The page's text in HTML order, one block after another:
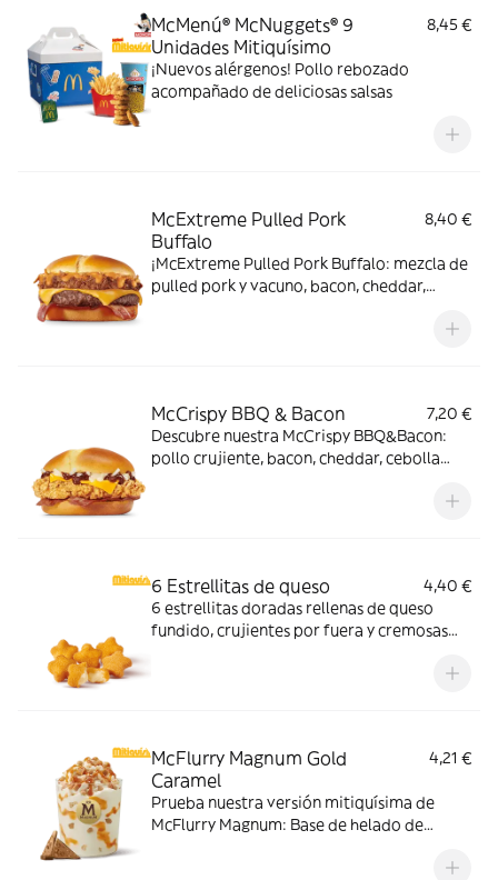
McMenú® McNuggets® 9
Unidades Mitiquísimo
8,45 €
¡Nuevos alérgenos! Pollo rebozado
acompañado de deliciosas salsas
McExtreme Pulled Pork
Buffalo
8,40 €
¡McExtreme Pulled Pork Buffalo: mezcla de
pulled pork y vacuno, bacon, cheddar,
McCrispy BBQ & Bacon
7,20 €
Descubre nuestra McCrispy BBQ&Bacon:
pollo crujiente, bacon, cheddar, cebolla
harina de trigo con copos de patata. ¡Sabor
6 Estrellitas de queso
4,40 €
6 estrellitas doradas rellenas de queso
fundido, crujientes por fuera y cremosas
McFlurry Magnum Gold
Caramel
4,21 €
Prueba nuestra versión mitiquísima de
McFlurry Magnum: Base de helado de
Topping triturado de galleta con perlas y